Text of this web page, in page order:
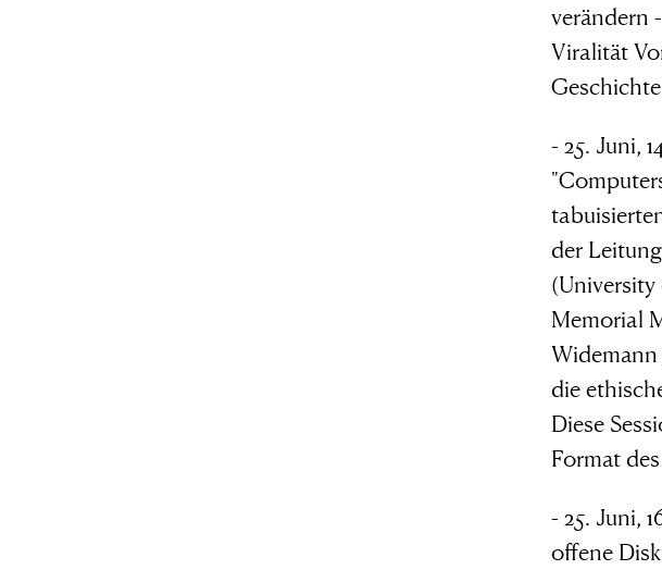
verändern
Viralität
- 25. Juni,
der
(University
Memorial
die
Diese
Format
- 25. Juni,
offene
nur